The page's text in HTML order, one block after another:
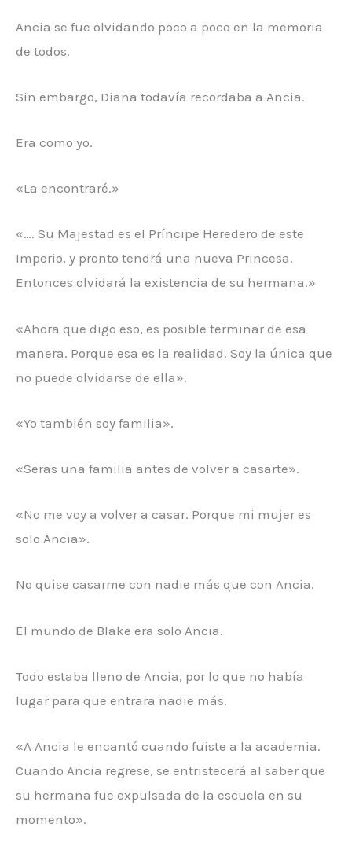
Ancia se fue olvidando poco a poco en la memoria
de todos.
Sin embargo, Diana todavía recordaba a Ancia.
Era como yo.
«La encontraré.»
«…. Su Majestad es el Príncipe Heredero de este
Imperio, y pronto tendrá una nueva Princesa.
Entonces olvidará la existencia de su hermana.»
«Ahora que digo eso, es posible terminar de esa
manera. Porque esa es la realidad. Soy la única que
no puede olvidarse de ella».
«Yo también soy familia».
«Seras una familia antes de volver a casarte».
«No me voy a volver a casar. Porque mi mujer es
solo Ancia».
No quise casarme con nadie más que con Ancia.
El mundo de Blake era solo Ancia.
Todo estaba lleno de Ancia, por lo que no había
lugar para que entrara nadie más.
«A Ancia le encantó cuando fuiste a la academia.
Cuando Ancia regrese, se entristecerá al saber que
su hermana fue expulsada de la escuela en su
momento».